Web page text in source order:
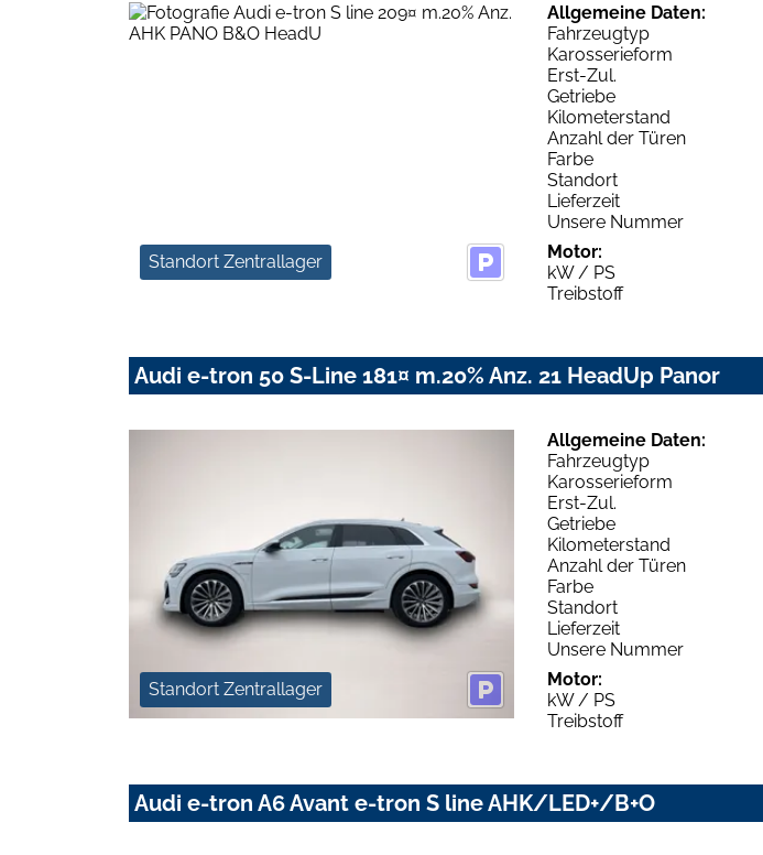
Standort Zentrallager
Allgemeine Daten:
Fahrzeugtyp
Karosserieform
Erst-Zul.
Getriebe
Kilometerstand
Anzahl der Türen
Farbe
Standort
Lieferzeit
Unsere Nummer
Motor:
kW / PS
Treibstoff
Audi e-tron 50 S-Line 181¤ m.20% Anz. 21 HeadUp Panor
Standort Zentrallager
Allgemeine Daten:
Fahrzeugtyp
Karosserieform
Erst-Zul.
Getriebe
Kilometerstand
Anzahl der Türen
Farbe
Standort
Lieferzeit
Unsere Nummer
Motor:
kW / PS
Treibstoff
Audi e-tron A6 Avant e-tron S line AHK/LED+/B+O